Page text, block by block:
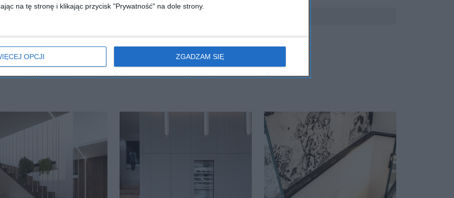
na tę stronę i klikając przycisk "Prywatność" na dole strony.
OPCJI ZGADZAM SIĘ